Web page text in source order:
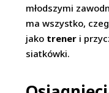
młodszymi
ma wszystko,
jako trener i
siatkówki.